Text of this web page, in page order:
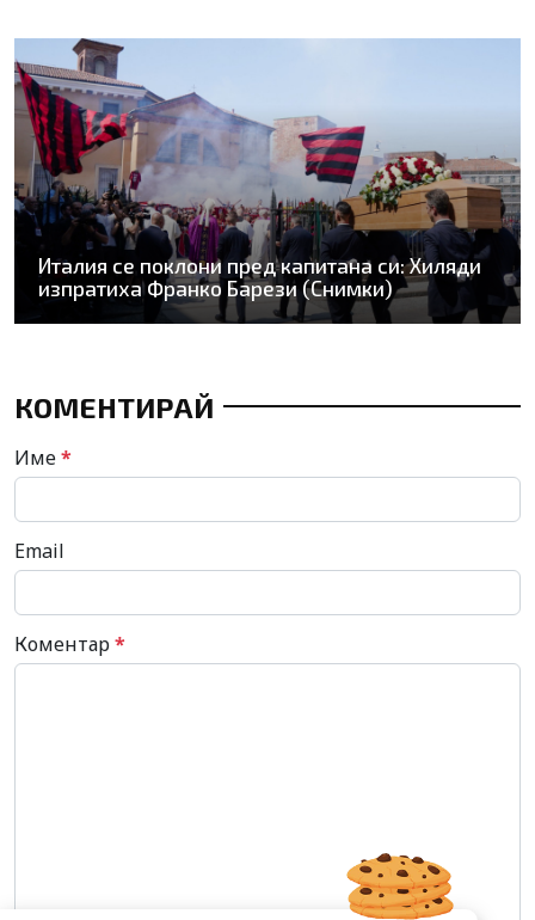
Италия се поклони пред капитана си: Хиляди
изпратиха Франко Барези (Снимки)
КОМЕНТИРАЙ
Име*
Email
Коментар*